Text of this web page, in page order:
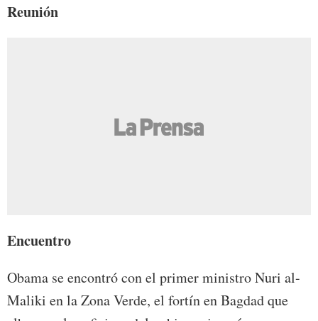
Reunión
Encuentro
Obama se encontró con el primer ministro Nuri al-
Maliki en la Zona Verde, el fortín en Bagdad que